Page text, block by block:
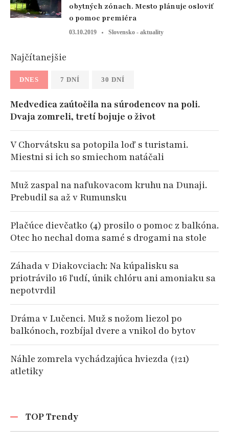
obytných zónach. Mesto plánuje osloviť
o pomoc premiéra
03.10.2019 Slovensko - aktuality
Najčítanejšie
DNES 7 DNÍ 30 DNÍ
Medvedica zaútočila na súrodencov na poli.
Dvaja zomreli, tretí bojuje o život
V Chorvátsku sa potopila loď s turistami.
Miestni si ich so smiechom natáčali
Muž zaspal na nafukovacom kruhu na Dunaji.
Prebudil sa až v Rumunsku
Plačúce dievčatko (4) prosilo o pomoc z balkóna.
Otec ho nechal doma samé s drogami na stole
Záhada v Diakovciach: Na kúpalisku sa
priotrávilo 16 ľudí, únik chlóru ani amoniaku sa
nepotvrdil
Dráma v Lučenci. Muž s nožom liezol po
balkónoch, rozbíjal dvere a vnikol do bytov
Náhle zomrela vychádzajúca hviezda (†21)
atletiky
TOP Trendy